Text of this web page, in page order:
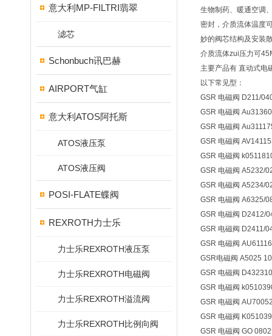
意大利MP-FILTRI翡翠
滤芯
Schonbuch讯巴赫
AIRPORT气缸
意大利ATOS阿托斯
ATOS液压泵
ATOS液压阀
POSI-FLATE蝶阀
REXROTH力士乐
力士乐REXROTH液压泵
力士乐REXROTH电磁阀
力士乐REXROTH溢流阀
力士乐REXROTH比例向阀
生物制药、暖通空调
密封，介质流体温度
妙的阀芯结构及安装
介质流体zui压力可
主要产品有 直动式电
以下常见型：
GSR 电磁阀 D211/
GSR 电磁阀
GSR 电磁阀
GSR 电磁阀
GSR 电磁阀
GSR 电磁阀 A5232/
GSR 电磁阀 A5234/
GSR 电磁阀 A6325/
GSR 电磁阀 D2412/
GSR 电磁阀 D2411/
GSR 电磁阀
GSR电磁阀 A5025
GSR 电磁阀
GSR 电磁阀
GSR 电磁阀
GSR 电磁阀
GSR 电磁阀 GO